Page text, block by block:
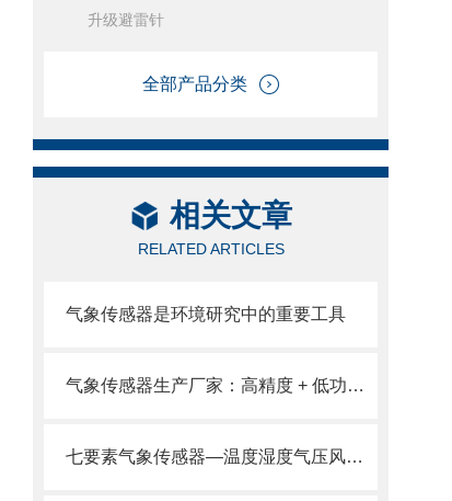
升级避雷针
全部产品分类
相关文章
RELATED ARTICLES
气象传感器是环境研究中的重要工具
气象传感器生产厂家：高精度 + 低功耗，适配多场景监测需求。
七要素气象传感器—温度湿度气压风速风向雨量和光照七大要素监测于一身。